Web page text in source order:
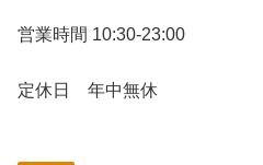
営業時間 10:30-23:00
定休日 年中無休